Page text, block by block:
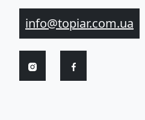
info@topiar.com.ua